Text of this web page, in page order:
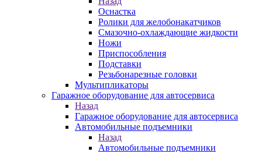
Оснастка
Ролики для желобонакатчиков
Смазочно-охлаждающие жидкости
Ножи
Приспособления
Подставки
Резьбонарезные головки
Мультипликаторы
Гаражное оборудование для автосервиса
Назад
Гаражное оборудование для автосервиса
Автомобильные подъемники
Назад
Автомобильные подъемники